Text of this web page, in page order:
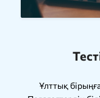
Ұлттық